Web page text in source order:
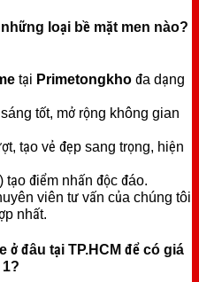
loại bề mặt men nào?
tại Primetongkho đa dạng
tốt, mở rộng không gian
tạo vẻ đẹp sang trọng, hiện
điểm nhấn độc đáo.
viên tư vấn của chúng tôi
nhất.
ở đâu tại TP.HCM để có giá